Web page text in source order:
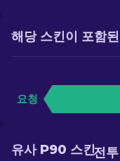
해당 스킨이 포함
요청
전
유사 P90 스킨